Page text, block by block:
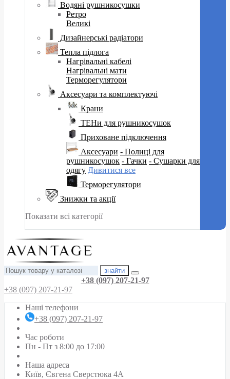
Водяні рушникосушки
Ретро
Великі
Дизайнерські радіатори
Тепла підлога
Нагрівальні кабелі
Нагрівальні мати
Терморегулятори
Аксесуари та комплектуючі
Крани
ТЕНи для рушникосушок
Приховане підключення
Аксесуари - Полиці для
рушникосушок - Гачки - Сушарки для
одягу Дивитися все
Терморегулятори
Знижки та акції
Показати всі категорії
знайти
+38 (097) 207-21-97
+38 (097) 207-21-97
Наші телефони
+38 (097) 207-21-97
Час роботи
Пн - Пт з 8:00 до 17:00
Наша адреса
Київ, Євгена Сверстюка 4А